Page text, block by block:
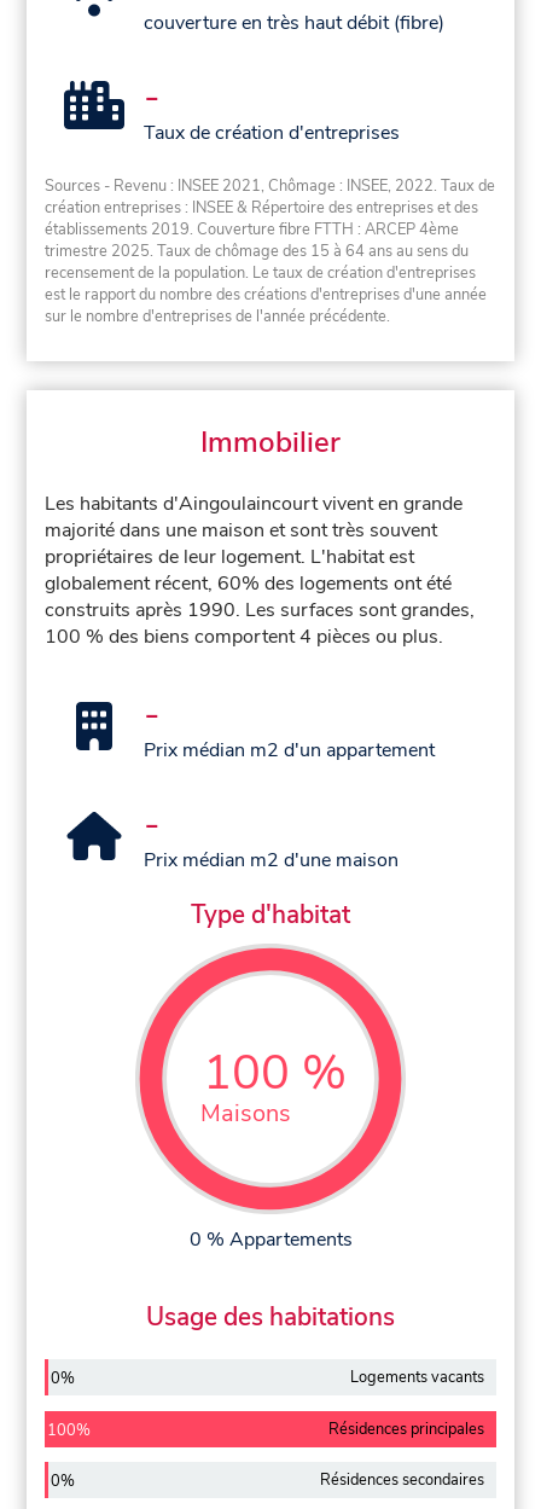
couverture en très haut débit (fibre)
-
Taux de création d'entreprises
Sources - Revenu : INSEE 2021, Chômage : INSEE, 2022. Taux de
création entreprises : INSEE & Répertoire des entreprises et des
établissements 2019. Couverture fibre FTTH : ARCEP 4ème
trimestre 2025. Taux de chômage des 15 à 64 ans au sens du
recensement de la population. Le taux de création d'entreprises
est le rapport du nombre des créations d'entreprises d'une année
sur le nombre d'entreprises de l'année précédente.
Immobilier
Les habitants d'Aingoulaincourt vivent en grande
majorité dans une maison et sont très souvent
propriétaires de leur logement. L'habitat est
globalement récent, 60% des logements ont été
construits après 1990. Les surfaces sont grandes,
100 % des biens comportent 4 pièces ou plus.
-
Prix médian m2 d'un appartement
-
Prix médian m2 d'une maison
Type d'habitat
100 %
Maisons
0 % Appartements
Usage des habitations
0% Logements vacants
100% Résidences principales
0% Résidences secondaires